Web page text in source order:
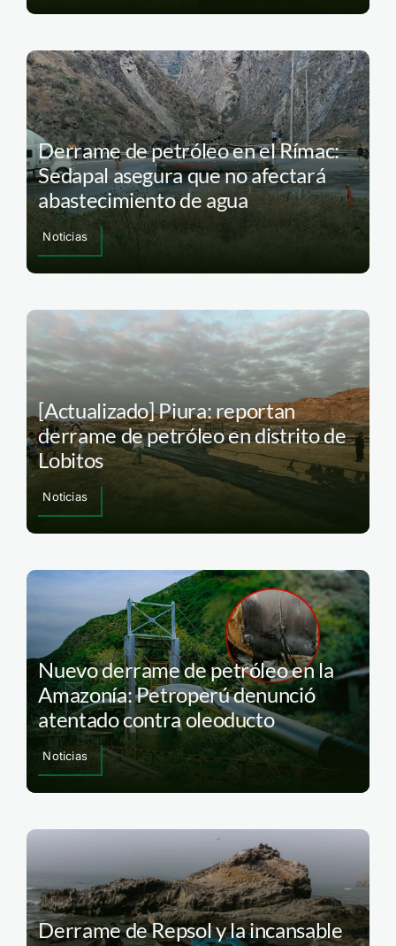
Derrame de petróleo en el Rímac:
Sedapal asegura que no afectará
abastecimiento de agua
Noticias
[Actualizado] Piura: reportan
derrame de petróleo en distrito de
Lobitos
Noticias
Nuevo derrame de petróleo en la
Amazonía: Petroperú denunció
atentado contra oleoducto
Noticias
Derrame de Repsol y la incansable